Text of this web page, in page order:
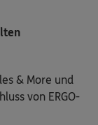
& More und
von ERGO-